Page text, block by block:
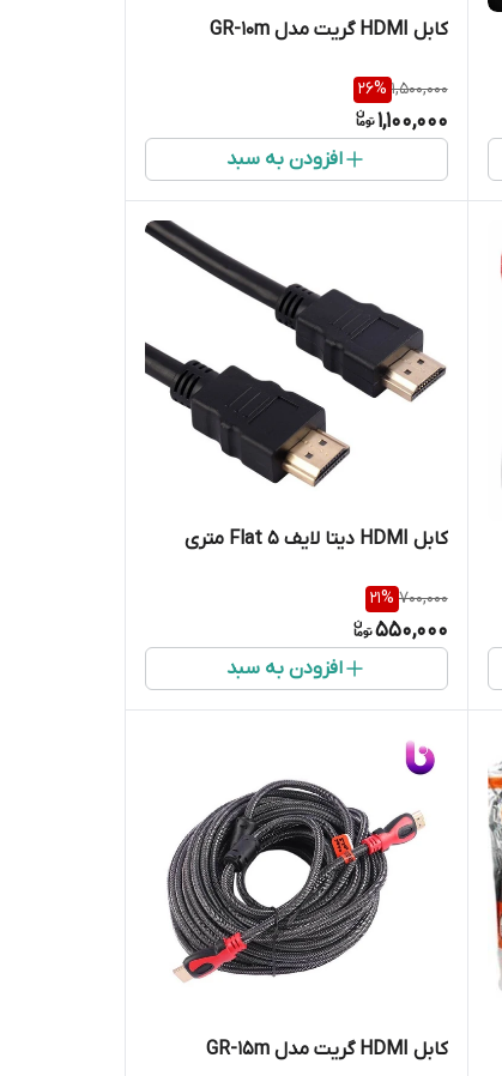
کابل HDMI گریت مدل GR-10m
1,500,000
26%
1,100,000
افزودن به سبد
کابل HDMI دیتا لایف Flat 5 متری
700,000
21%
550,000
افزودن به سبد
کابل HDMI گریت مدل GR-15m